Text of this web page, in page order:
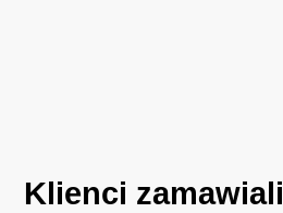
Klienci zamawiali